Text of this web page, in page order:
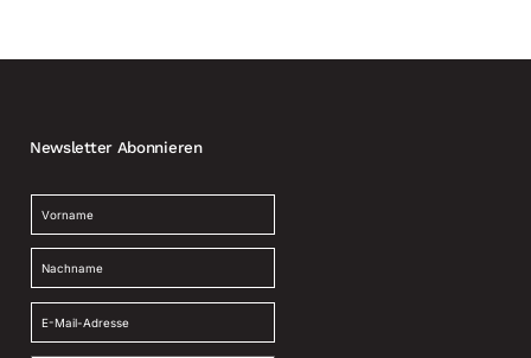
Newsletter Abonnieren